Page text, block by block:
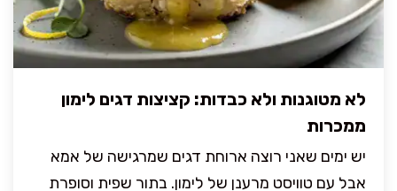
לא מטוגנות ולא כבדות: קציצות דגים לימון
ממכרות
יש ימים שאני רוצה ארוחת דגים שמרגישה של אמא
אבל עם טוויסט מרענן של לימון. בתור שפית וסופרת